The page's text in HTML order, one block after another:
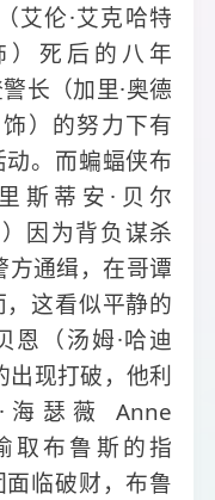
艾伦·艾克哈特
）死后的八年
长（加里·奥德
）的努力下有
。而蝙蝠侠布
斯蒂安·贝尔
因为背负谋杀
方通缉，在哥谭
这看似平静的
恩（汤姆·哈迪
现打破，他利
瑟薇 Anne
取布鲁斯的指
临破财，布鲁